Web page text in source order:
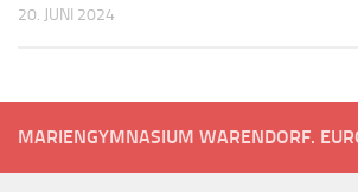
20. JUNI 2024
MARIENGYMNASIUM WARENDORF.